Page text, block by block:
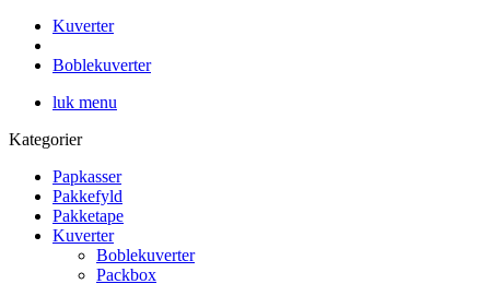
Kuverter
Boblekuverter
luk menu
Kategorier
Papkasser
Pakkefyld
Pakketape
Kuverter
Boblekuverter
Packbox